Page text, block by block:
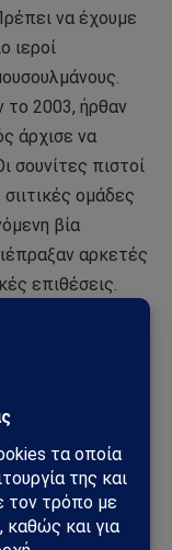
να έχουμε
ιεροί
2003, ήρθαν
άρχισε να
σουνίτες πιστοί
ομάδες
βία
αρκετές
επιθέσεις.
σιιτών-
σιιτών
των
προστατεύσει